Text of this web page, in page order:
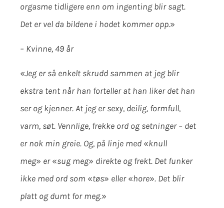
orgasme tidligere enn om ingenting blir sagt.
Det er vel da bildene i hodet kommer opp.»
– Kvinne, 49 år
«Jeg er så enkelt skrudd sammen at jeg blir
ekstra tent når han forteller at han liker det han
ser og kjenner. At jeg er sexy, deilig, formfull,
varm, søt. Vennlige, frekke ord og setninger – det
er nok min greie. Og, på linje med «knull
meg» er «sug meg» direkte og frekt. Det funker
ikke med ord som «tøs» eller «hore». Det blir
platt og dumt for meg.»